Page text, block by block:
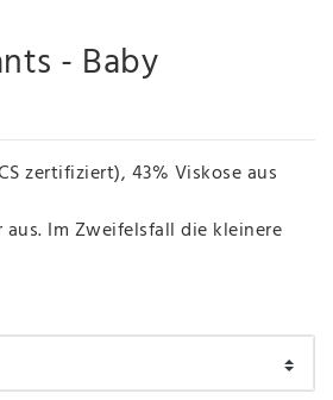
- Baby
zertifiziert), 43% Viskose aus
Im Zweifelsfall die kleinere